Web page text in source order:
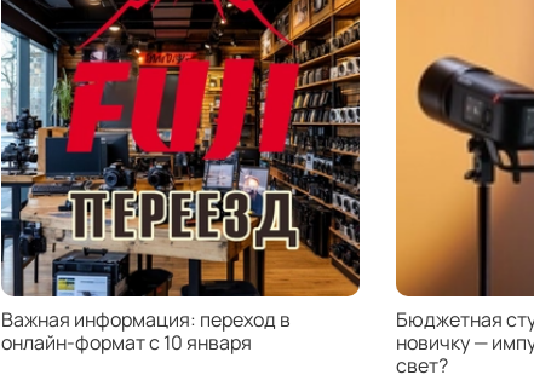
Важная информация: переход в
онлайн-формат с 10 января
Бюджетная
новичку —
свет?